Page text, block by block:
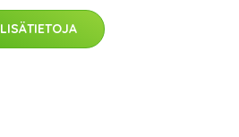
LISÄTIETOJA